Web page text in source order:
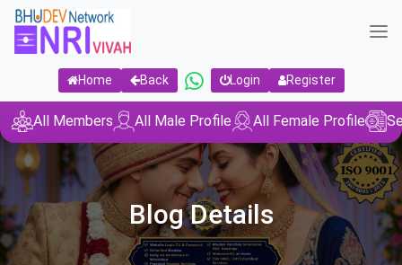
Home Back Login Register
All Members All Male Profile All Female Profile
Blog Details